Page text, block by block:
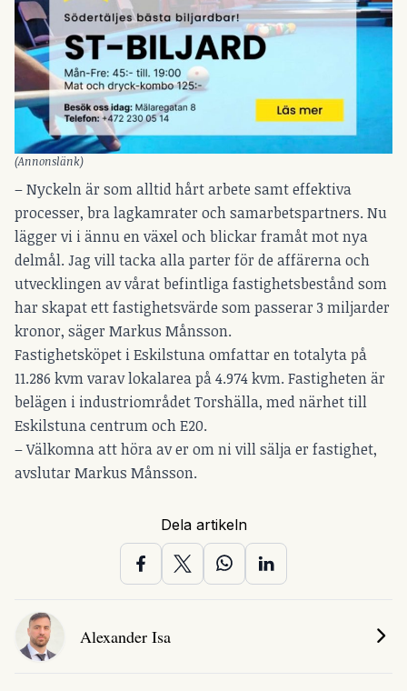
(Annonslänk)
– Nyckeln är som alltid hårt arbete samt effektiva
processer, bra lagkamrater och samarbetspartners. Nu
lägger vi i ännu en växel och blickar framåt mot nya
delmål. Jag vill tacka alla parter för de affärerna och
utvecklingen av vårat befintliga fastighetsbestånd som
har skapat ett fastighetsvärde som passerar 3 miljarder
kronor, säger Markus Månsson.
Fastighetsköpet i Eskilstuna omfattar en totalyta på
11.286 kvm varav lokalarea på 4.974 kvm. Fastigheten är
belägen i industriområdet Torshälla, med närhet till
Eskilstuna centrum och E20.
– Välkomna att höra av er om ni vill sälja er fastighet,
avslutar Markus Månsson.
Dela artikeln
Alexander Isa